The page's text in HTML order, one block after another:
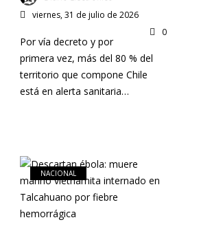
viernes, 31 de julio de 2026
0
Por vía decreto y por
primera vez, más del 80 % del
territorio que compone Chile
está en alerta sanitaria…
NACIONAL